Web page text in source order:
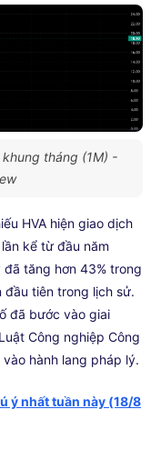
tháng (1M) -
HVA hiện giao dịch
kể từ đầu năm
tăng hơn 43% trong
tiên trong lịch sử.
đã bước vào giai
Công nghiệp Công
hành lang pháp lý.
ý nhất tuần này (18/8